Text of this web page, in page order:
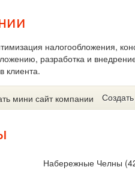
налогообложения,
разработка и
клиента.
Набережные Челны (